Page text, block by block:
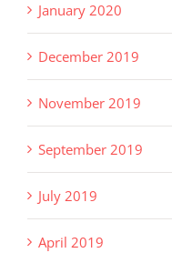
January 2020
December 2019
November 2019
September 2019
July 2019
April 2019